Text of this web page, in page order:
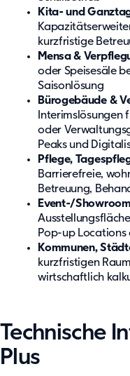
Kita- und
kurzfristige
Mensa &
oder Speisesäle
Saisonlösung
Bürogebäude &
Interimslösungen
oder
Peaks und
Pflege,
Barrierefreie,
Betreuung,
Event-/
Pop-up Locations
Kommunen,
kurzfristigen
wirtschaftlich
Technische
Plus